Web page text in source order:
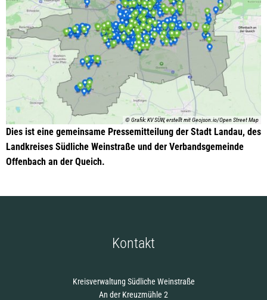
© Grafik: KV SÜW, erstellt mit Geojson.io/Open Street Map
Dies ist eine gemeinsame Pressemitteilung der Stadt Landau, des
Landkreises Südliche Weinstraße und der Verbandsgemeinde
Offenbach an der Queich.
Kontakt
Kreisverwaltung Südliche Weinstraße
An der Kreuzmühle 2